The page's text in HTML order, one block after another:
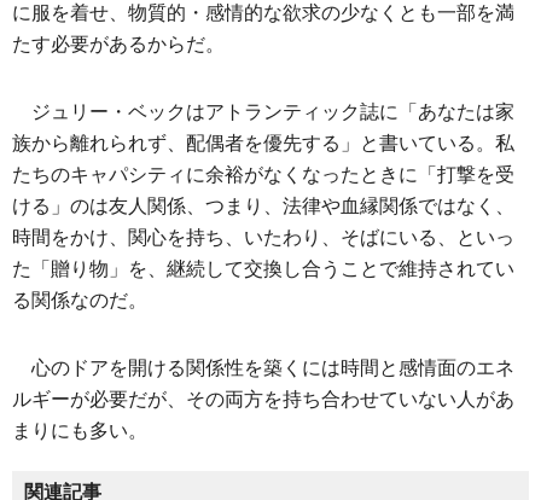
に服を着せ、物質的・感情的な欲求の少なくとも一部を満
たす必要があるからだ。
ジュリー・ベックはアトランティック誌に「あなたは家
族から離れられず、配偶者を優先する」と書いている。私
たちのキャパシティに余裕がなくなったときに「打撃を受
ける」のは友人関係、つまり、法律や血縁関係ではなく、
時間をかけ、関心を持ち、いたわり、そばにいる、といっ
た「贈り物」を、継続して交換し合うことで維持されてい
る関係なのだ。
心のドアを開ける関係性を築くには時間と感情面のエネ
ルギーが必要だが、その両方を持ち合わせていない人があ
まりにも多い。
関連記事